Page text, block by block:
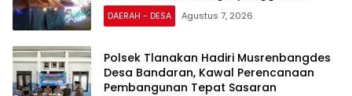
ekonomi lokal
DAERAH - DESA Agustus 7, 2026
Polsek Tlanakan Hadiri Musrenbangdes
Desa Bandaran, Kawal Perencanaan
Pembangunan Tepat Sasaran